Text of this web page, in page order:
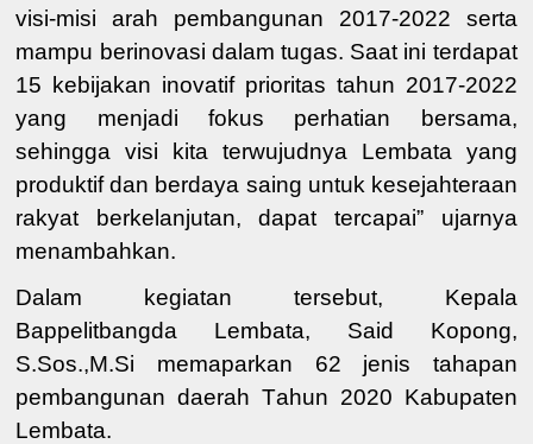
visi-misi arah pembangunan 2017-2022 serta
mampu berinovasi dalam tugas. Saat ini terdapat
15 kebijakan inovatif prioritas tahun 2017-2022
yang menjadi fokus perhatian bersama,
sehingga visi kita terwujudnya Lembata yang
produktif dan berdaya saing untuk kesejahteraan
rakyat berkelanjutan, dapat tercapai” ujarnya
menambahkan.
Dalam kegiatan tersebut, Kepala
Bappelitbangda Lembata, Said Kopong,
S.Sos.,M.Si memaparkan 62 jenis tahapan
pembangunan daerah Tahun 2020 Kabupaten
Lembata.